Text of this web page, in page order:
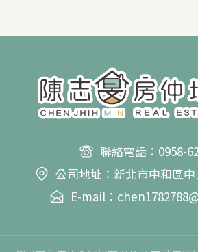
聯絡電話：0958-
公司地址：新北市中和區
E-mail：